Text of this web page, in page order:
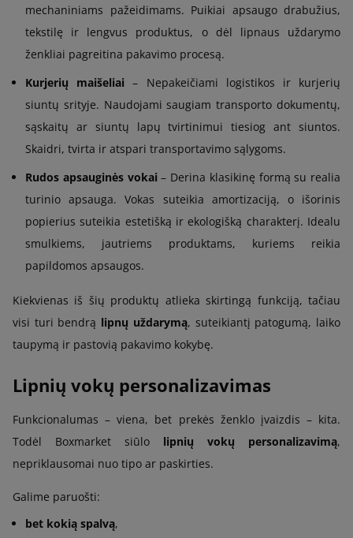
mechaniniams pažeidimams. Puikiai apsaugo drabužius,
tekstilę ir lengvus produktus, o dėl lipnaus uždarymo
ženkliai pagreitina pakavimo procesą.
Kurjerių maišeliai – Nepakeičiami logistikos ir kurjerių
siuntų srityje. Naudojami saugiam transporto dokumentų,
sąskaitų ar siuntų lapų tvirtinimui tiesiog ant siuntos.
Skaidri, tvirta ir atspari transportavimo sąlygoms.
Rudos apsauginės vokai – Derina klasikinę formą su realia
turinio apsauga. Vokas suteikia amortizaciją, o išorinis
popierius suteikia estetišką ir ekologišką charakterį. Idealu
smulkiems, jautriems produktams, kuriems reikia
papildomos apsaugos.
Kiekvienas iš šių produktų atlieka skirtingą funkciją, tačiau
visi turi bendrą lipnų uždarymą, suteikiantį patogumą, laiko
taupymą ir pastovią pakavimo kokybę.
Lipnių vokų personalizavimas
Funkcionalumas – viena, bet prekės ženklo įvaizdis – kita.
Todėl Boxmarket siūlo lipnių vokų personalizavimą,
nepriklausomai nuo tipo ar paskirties.
Galime paruošti:
bet kokią spalvą,